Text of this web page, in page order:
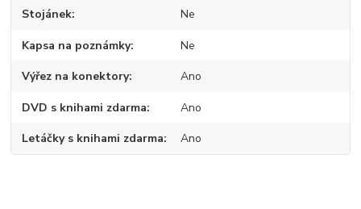
Stojánek Ne
Kapsa na poznámky Ne
Výřez na konektory Ano
DVD s knihami zdarma Ano
Letáčky s knihami zdarma Ano